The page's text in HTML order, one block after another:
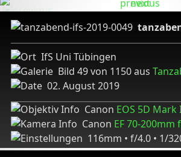
IfS Uni Tübingen
Bild 49 von 1150 aus
02. August 2019
Canon EOS 5D Mark
Canon EF 70-200mm
116mm • f/4.0 • 1/